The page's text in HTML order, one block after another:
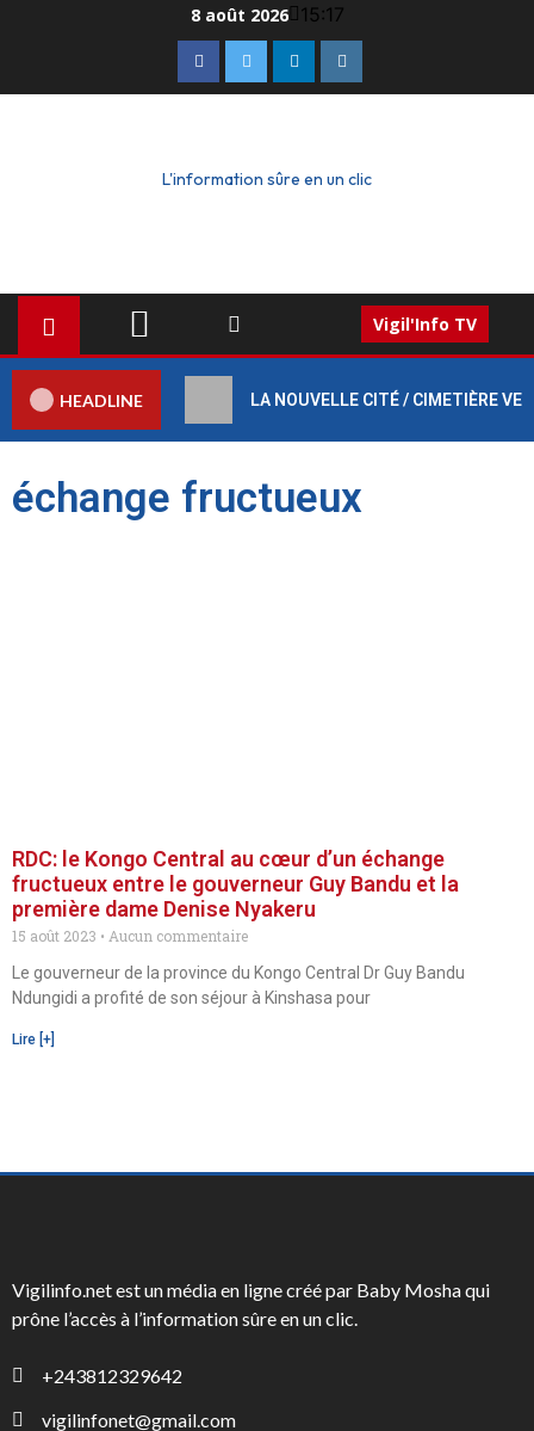
8 août 2026 15:17
L'information sûre en un clic
Vigil'Info TV
HEADLINE LA NOUVELLE CITÉ / CIMETIÈRE
échange fructueux
RDC: le Kongo Central au cœur d’un échange
fructueux entre le gouverneur Guy Bandu et la
première dame Denise Nyakeru
15 août 2023
Aucun commentaire
Le gouverneur de la province du Kongo Central Dr Guy Bandu
Ndungidi a profité de son séjour à Kinshasa pour
Lire [+]
Vigilinfo.net est un média en ligne créé par Baby Mosha qui
prône l’accès à l’information sûre en un clic.
+243812329642
vigilinfonet@gmail.com